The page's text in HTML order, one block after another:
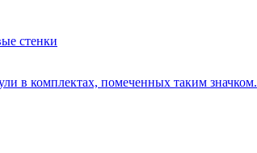
стенки
в комплектах, помеченных таким значком.